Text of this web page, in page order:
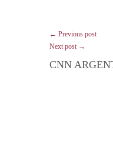
← Previous post
Next post →
CNN